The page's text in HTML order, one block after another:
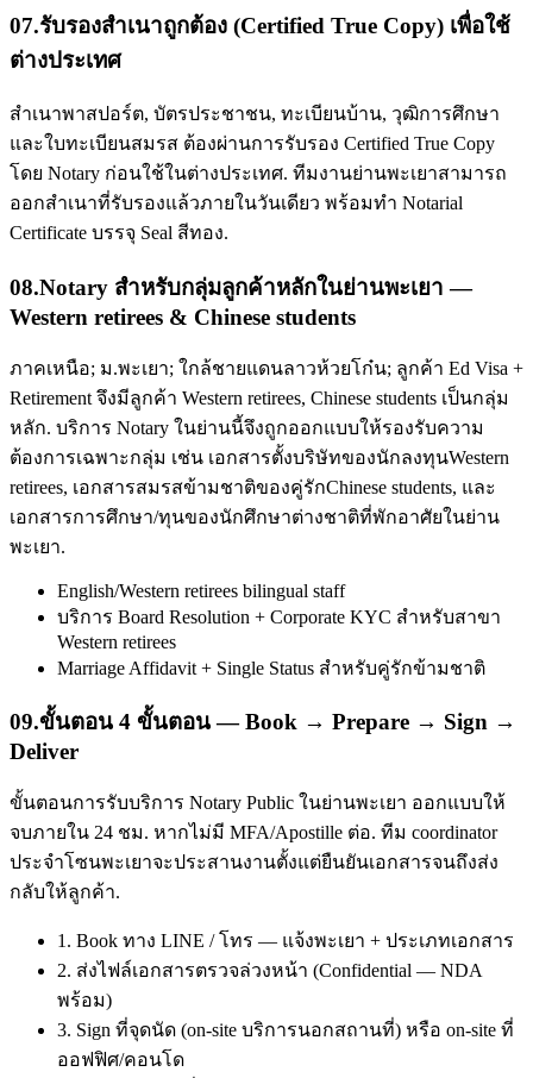
07.รับรองสำเนาถูกต้อง (Certified True Copy) เพื่อใช้
ต่างประเทศ
สำเนาพาสปอร์ต, บัตรประชาชน, ทะเบียนบ้าน, วุฒิการศึกษา
และใบทะเบียนสมรส ต้องผ่านการรับรอง Certified True Copy
โดย Notary ก่อนใช้ในต่างประเทศ. ทีมงานย่านพะเยาสามารถ
ออกสำเนาที่รับรองแล้วภายในวันเดียว พร้อมทำ Notarial
Certificate บรรจุ Seal สีทอง.
08.Notary สำหรับกลุ่มลูกค้าหลักในย่านพะเยา —
Western retirees & Chinese students
ภาคเหนือ; ม.พะเยา; ใกล้ชายแดนลาวห้วยโก๋น; ลูกค้า Ed Visa +
Retirement จึงมีลูกค้า Western retirees, Chinese students เป็นกลุ่ม
หลัก. บริการ Notary ในย่านนี้จึงถูกออกแบบให้รองรับความ
ต้องการเฉพาะกลุ่ม เช่น เอกสารตั้งบริษัทของนักลงทุนWestern
retirees, เอกสารสมรสข้ามชาติของคู่รักChinese students, และ
เอกสารการศึกษา/ทุนของนักศึกษาต่างชาติที่พักอาศัยในย่าน
พะเยา.
English/Western retirees bilingual staff
บริการ Board Resolution + Corporate KYC สำหรับสาขา
Western retirees
Marriage Affidavit + Single Status สำหรับคู่รักข้ามชาติ
09.ขั้นตอน 4 ขั้นตอน — Book → Prepare → Sign →
Deliver
ขั้นตอนการรับบริการ Notary Public ในย่านพะเยา ออกแบบให้
จบภายใน 24 ชม. หากไม่มี MFA/Apostille ต่อ. ทีม coordinator
ประจำโซนพะเยาจะประสานงานตั้งแต่ยืนยันเอกสารจนถึงส่ง
กลับให้ลูกค้า.
1. Book ทาง LINE / โทร — แจ้งพะเยา + ประเภทเอกสาร
2. ส่งไฟล์เอกสารตรวจล่วงหน้า (Confidential — NDA
พร้อม)
3. Sign ที่จุดนัด (on-site บริการนอกสถานที่) หรือ on-site ที่
ออฟฟิศ/คอนโด